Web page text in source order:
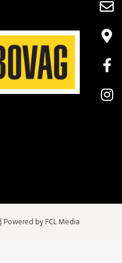
| Powered by FCL Media